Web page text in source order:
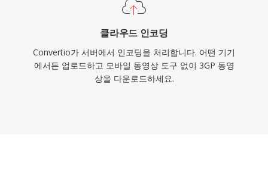
클라우드 인코딩
Convertio가 서버에서 인코딩을 처리합니다. 어떤 기기
에서든 업로드하고 모바일 동영상 도구 없이 3GP 동영
상을 다운로드하세요.